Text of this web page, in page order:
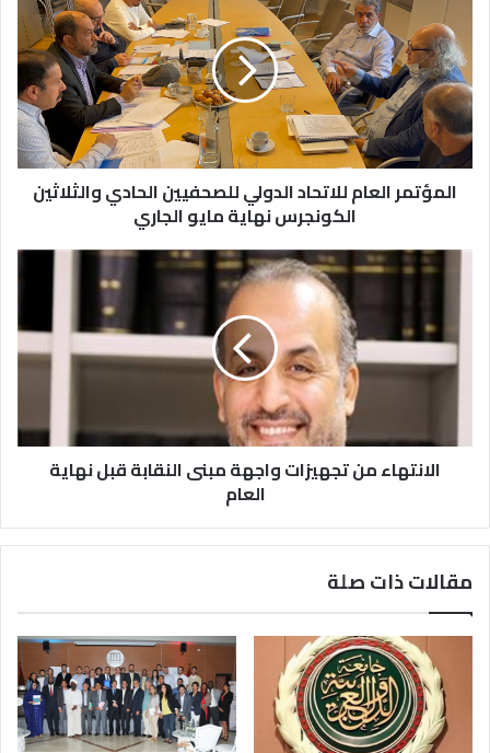
المؤتمر العام للاتحاد الدولي للصحفيين الحادي والثلاثين
الكونجرس نهاية مايو الجاري
الانتهاء من تجهيزات واجهة مبنى النقابة قبل نهاية
العام
مقالات ذات صلة